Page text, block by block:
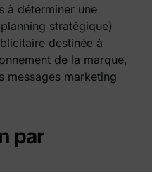
à déterminer une
stratégique)
destinée à
de la marque,
messages marketing
par